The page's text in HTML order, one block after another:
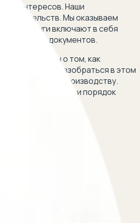
и интересов. Наши
обязательств. Мы оказываем
Наши услуги включают в себя
документов.
вопросы о том, как
помогут разобраться в этом
производству.
каковы условия и порядок
получения